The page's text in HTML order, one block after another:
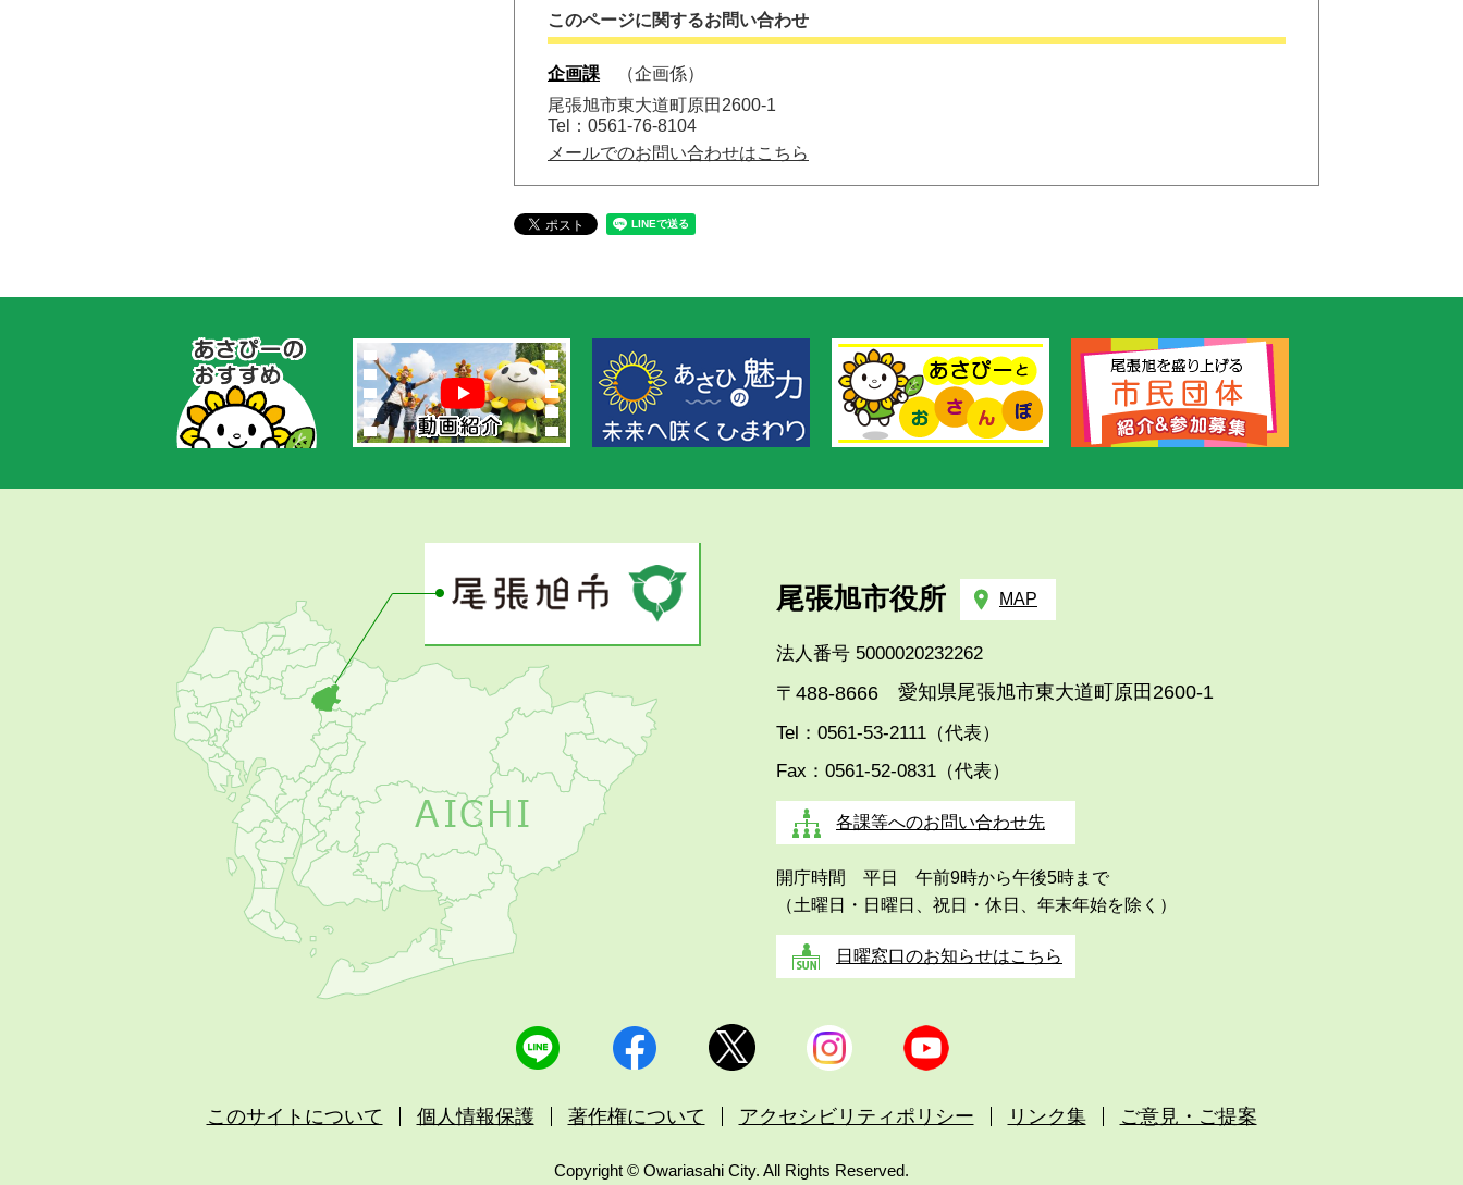
このページに関するお問い合わせ
企画課
企画係
尾張旭市東大道町原田2600-1
Tel：0561-76-8104
メールでのお問い合わせはこちら
あ
す
め
尾張旭市役所 MAP
法人番号 5000020232262
〒488-8666 愛知県尾張旭市東大道町原田2600-1
Tel：0561-53-2111（代表）
Fax：0561-52-0831（代表）
各課等へのお問い合わせ先
開庁時間 平日 午前9時から午後5時まで
（土曜日・日曜日、祝日・休日、年末年始を除く）
日曜窓口のお知らせはこちら
このサイトについて 個人情報保護 著作権について アクセシビリティポリシー リンク集 ご意見・ご提案
Copyright © Owariasahi City. All Rights Reserved.